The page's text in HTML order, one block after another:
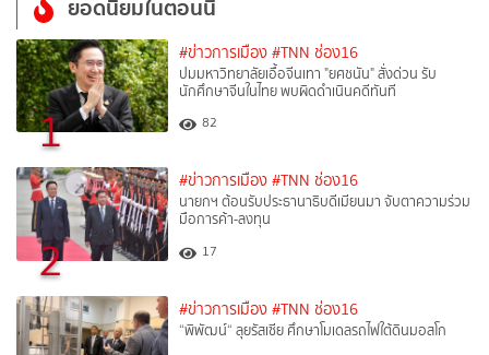
ยอดนิยมในตอนนี้
1
#ข่าวการเมือง #TNN ช่อง16
ปมมหาวิทยาลัยเอื้อจีนเทา "ยศชนัน" สั่งด่วน รับ
นักศึกษาจีนในไทย พบผิดดำเนินคดีทันที
82
2
#ข่าวการเมือง #TNN ช่อง16
นายกฯ ต้อนรับประธานาธิบดีเมียนมา จับตาความร่วม
มือการค้า-ลงทุน
17
#ข่าวการเมือง #TNN ช่อง16
“พิพัฒน์“ ลุยรัสเซีย ศึกษาโมเดลรถไฟใต้ดินมอสโก